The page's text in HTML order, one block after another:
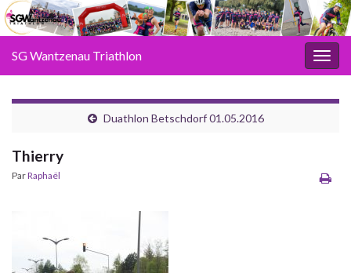
SG Wantzenau Triathlon
Duathlon Betschdorf 01.05.2016
Thierry
ParRaphaël